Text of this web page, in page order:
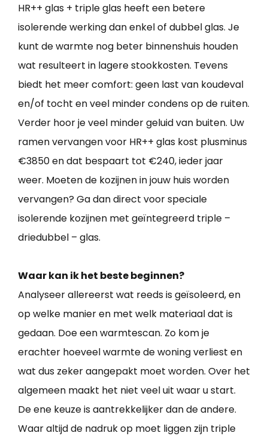
HR++ glas + triple glas heeft een betere
isolerende werking dan enkel of dubbel glas. Je
kunt de warmte nog beter binnenshuis houden
wat resulteert in lagere stookkosten. Tevens
biedt het meer comfort: geen last van koudeval
en/of tocht en veel minder condens op de ruiten.
Verder hoor je veel minder geluid van buiten. Uw
ramen vervangen voor HR++ glas kost plusminus
€3850 en dat bespaart tot €240, ieder jaar
weer. Moeten de kozijnen in jouw huis worden
vervangen? Ga dan direct voor speciale
isolerende kozijnen met geïntegreerd triple –
driedubbel – glas.
Waar kan ik het beste beginnen?
Analyseer allereerst wat reeds is geïsoleerd, en
op welke manier en met welk materiaal dat is
gedaan. Doe een warmtescan. Zo kom je
erachter hoeveel warmte de woning verliest en
wat dus zeker aangepakt moet worden. Over het
algemeen maakt het niet veel uit waar u start.
De ene keuze is aantrekkelijker dan de andere.
Waar altijd de nadruk op moet liggen zijn triple